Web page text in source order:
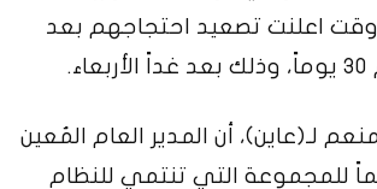
وقت اعلنت تصعيد احتجاجهم بعد
لـ(عاين)، أن المدير العام المُعين
للمجموعة التي تنتمي للنظام